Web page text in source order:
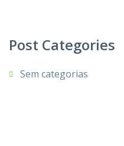
Post Categories
Sem categorias